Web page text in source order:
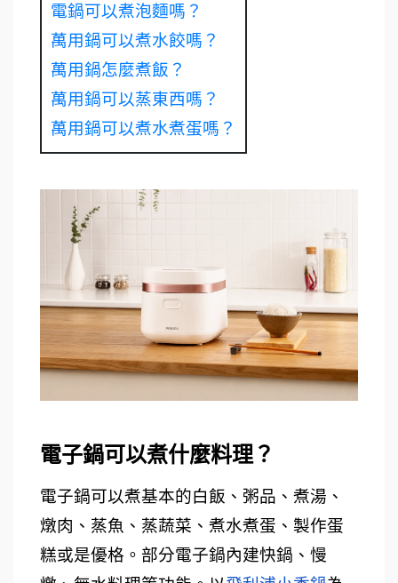
電鍋可以煮泡麵嗎？
萬用鍋可以煮水餃嗎？
萬用鍋怎麼煮飯？
萬用鍋可以蒸東西嗎？
萬用鍋可以煮水煮蛋嗎？
電子鍋可以煮什麼料理？
電子鍋可以煮基本的白飯、粥品、煮湯、
燉肉、蒸魚、蒸蔬菜、煮水煮蛋、製作蛋
糕或是優格。部分電子鍋內建快鍋、慢